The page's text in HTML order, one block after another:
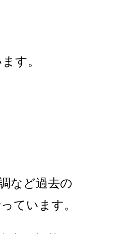
す。
など過去の
ています。